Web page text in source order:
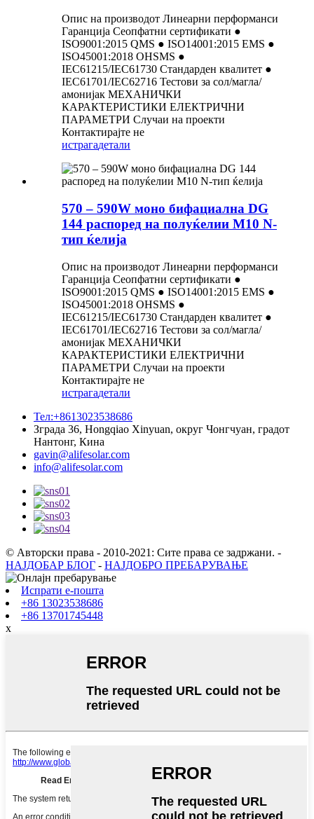
Опис на производот Линеарни перформанси
Гаранција Сеопфатни сертификати ●
ISO9001:2015 QMS ● ISO14001:2015 EMS ●
ISO45001:2018 OHSMS ●
IEC61215/IEC61730 Стандарден квалитет ●
IEC61701/IEC62716 Тестови за сол/магла/
амонијак МЕХАНИЧКИ
КАРАКТЕРИСТИКИ ЕЛЕКТРИЧНИ
ПАРАМЕТРИ Случаи на проекти
Контактирајте не
истрагадетали
570 – 590W моно бифациална DG
144 распоред на полуќелии M10 N-
тип ќелија
Опис на производот Линеарни перформанси
Гаранција Сеопфатни сертификати ●
ISO9001:2015 QMS ● ISO14001:2015 EMS ●
ISO45001:2018 OHSMS ●
IEC61215/IEC61730 Стандарден квалитет ●
IEC61701/IEC62716 Тестови за сол/магла/
амонијак МЕХАНИЧКИ
КАРАКТЕРИСТИКИ ЕЛЕКТРИЧНИ
ПАРАМЕТРИ Случаи на проекти
Контактирајте не
истрагадетали
Тел:+8613023538686
Зграда 36, Hongqiao Xinyuan, округ Чонгчуан, градот
Нантонг, Кина
gavin@alifesolar.com
info@alifesolar.com
© Авторски права - 2010-2021: Сите права се задржани. -
НАЈДОБАР БЛОГ - НАЈДОБРО ПРЕБАРУВАЊЕ
Испрати е-пошта
+86 13023538686
+86 13701745448
x